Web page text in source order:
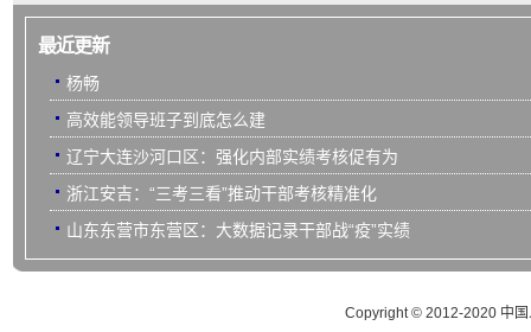
最近更新
杨畅
高效能领导班子到底怎么建
辽宁大连沙河口区：强化内部实绩考核促有为
浙江安吉：“三考三看”推动干部考核精准化
山东东营市东营区：大数据记录干部战“疫”实绩
Copyright © 2012-2020 中国